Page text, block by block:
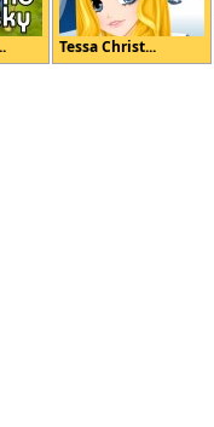
Tessa Christ...